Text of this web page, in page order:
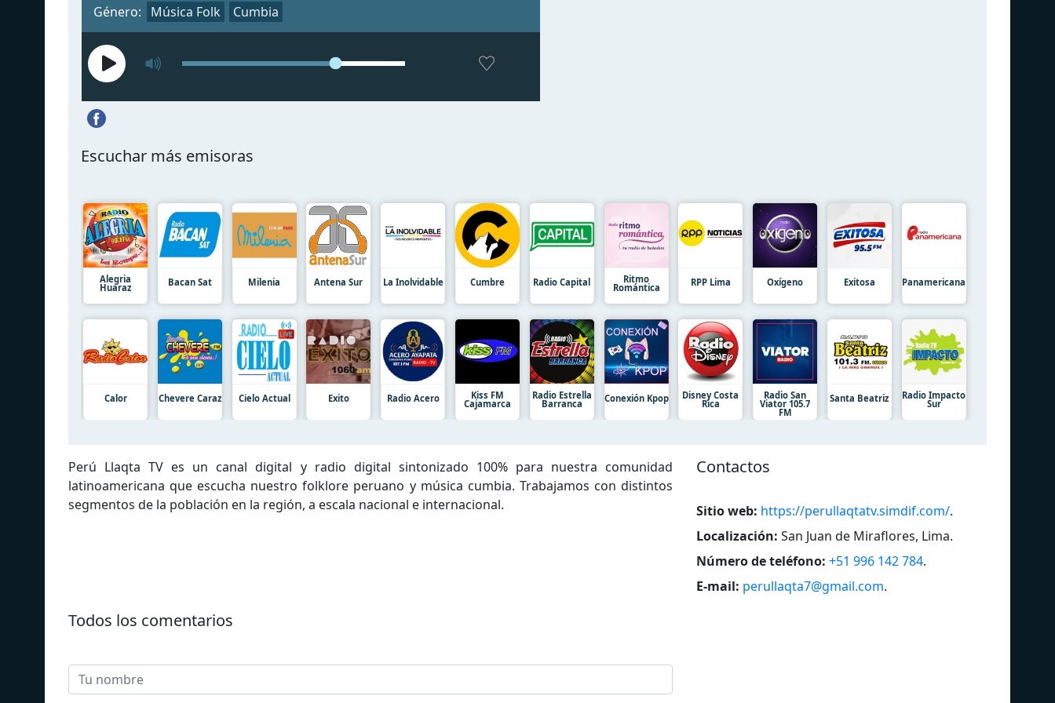
Género: Música Folk Cumbia
Escuchar más emisoras
Alegria
Huaraz Bacan Sat Milenia Antena Sur La Inolvidable Cumbre Radio Capital Ritmo
Romántica RPP Lima Oxígeno Exitosa Panamericana
Calor Chevere Caraz Cielo Actual Exito Radio Acero Kiss FM
Cajamarca
Radio Estrella
Barranca Conexión Kpop Disney Costa
Rica
Radio San
Viator 105.7
FM
Santa Beatriz Radio Impacto
Sur
Perú Llaqta TV es un canal digital y radio digital sintonizado 100% para nuestra comunidad
latinoamericana que escucha nuestro folklore peruano y música cumbia. Trabajamos con distintos
segmentos de la población en la región, a escala nacional e internacional.
Contactos
Sitio web: https://perullaqtatv.simdif.com/.
Localización: San Juan de Miraflores, Lima.
Número de teléfono: +51 996 142 784.
E-mail: perullaqta7@gmail.com.
Todos los comentarios